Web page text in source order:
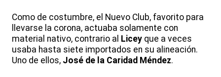
Como de costumbre, el Nuevo Club, favorito para
llevarse la corona, actuaba solamente con
material nativo, contrario al Licey que a veces
usaba hasta siete importados en su alineación.
Uno de ellos, José de la Caridad Méndez.